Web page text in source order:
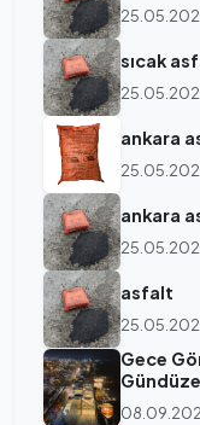
sıcak
ankara
ankara
asfalt
Gece